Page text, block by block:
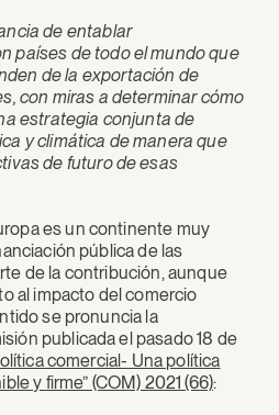
de entablar
países de todo el mundo que
de la exportación de
con miras a determinar cómo
estrategia conjunta de
y climática de manera que
de futuro de esas
es un continente muy
pública de las
de la contribución, aunque
al impacto del comercio
se pronuncia la
publicada el pasado 18 de
comercial- Una política
y firme” (COM) 2021 (66):